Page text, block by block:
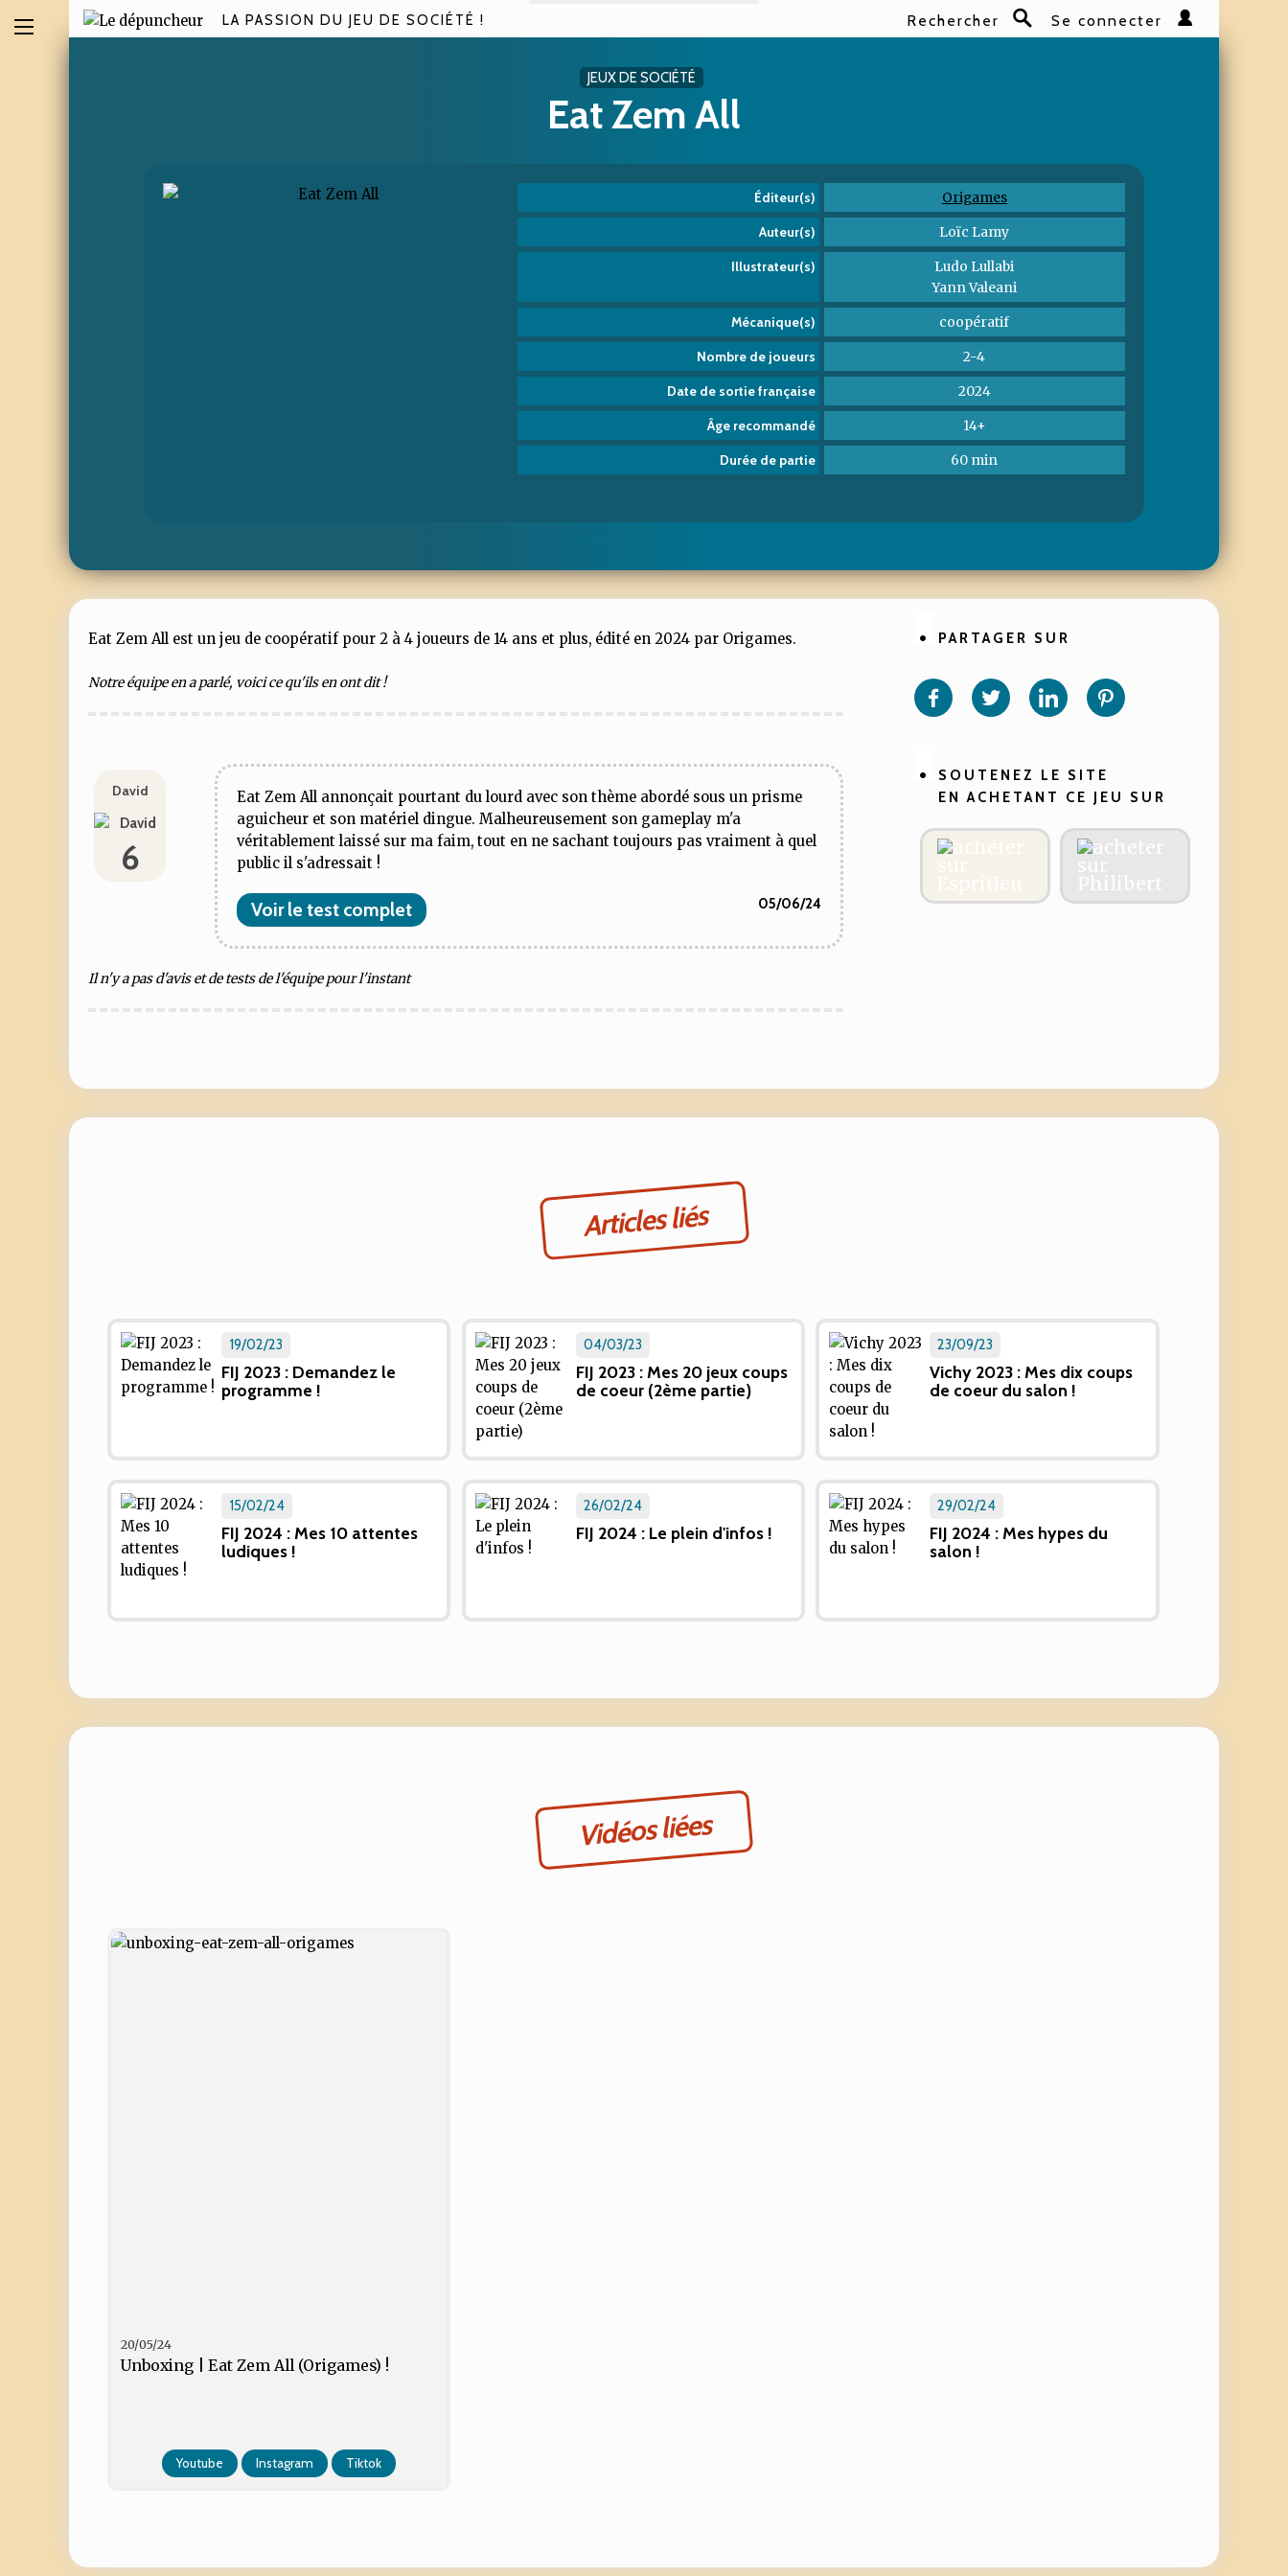
LA PASSION DU JEU DE SOCIÉTÉ ! Rechercher Se connecter
JEUX DE SOCIÉTÉ
Eat Zem All
Éditeur(s) Origames
Auteur(s) Loïc Lamy
Illustrateur(s)
Ludo Lullabi
Yann Valeani
Mécanique(s) coopératif
Nombre de joueurs 2-4
Date de sortie française 2024
Âge recommandé 14+
Durée de partie 60 min
Eat Zem All est un jeu de coopératif pour 2 à 4 joueurs de 14 ans et plus, édité en 2024 par Origames.
Notre équipe en a parlé, voici ce qu'ils en ont dit !
David
6
Eat Zem All annonçait pourtant du lourd avec son thème abordé sous un prisme
aguicheur et son matériel dingue. Malheureusement son gameplay m'a
véritablement laissé sur ma faim, tout en ne sachant toujours pas vraiment à quel
public il s'adressait !
Voir le test complet 05/06/24
Il n'y a pas d'avis et de tests de l'équipe pour l'instant
PARTAGER SUR
sur sur sur
SOUTENEZ LE SITE
EN ACHETANT CE JEU SUR
Articles liés
19/02/23
FIJ 2023 : Demandez le
programme !
04/03/23
FIJ 2023 : Mes 20 jeux coups
de coeur (2ème partie)
23/09/23
Vichy 2023 : Mes dix coups
de coeur du salon !
15/02/24
FIJ 2024 : Mes 10 attentes
ludiques !
26/02/24
FIJ 2024 : Le plein d'infos !
29/02/24
FIJ 2024 : Mes hypes du
salon !
Vidéos liées
20/05/24
Unboxing | Eat Zem All (Origames) !
Youtube Instagram Tiktok